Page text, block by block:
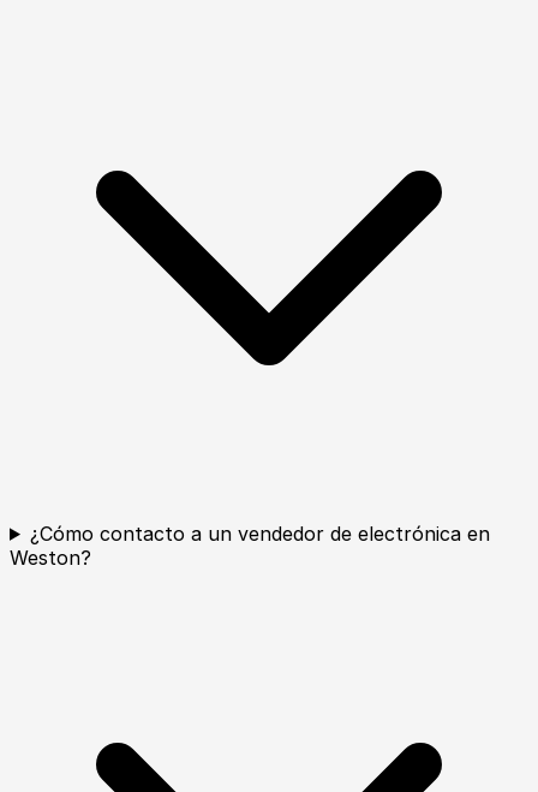
¿Cómo contacto a un vendedor de electrónica en
Weston?